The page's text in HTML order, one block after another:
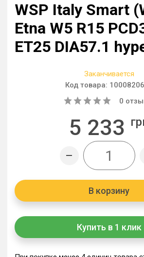
WSP Italy Smart
Etna W5 R15
ET25 DIA57.1
Заканчивается
Код товара:
0
5 233
В корзину
Купить в 1 клик